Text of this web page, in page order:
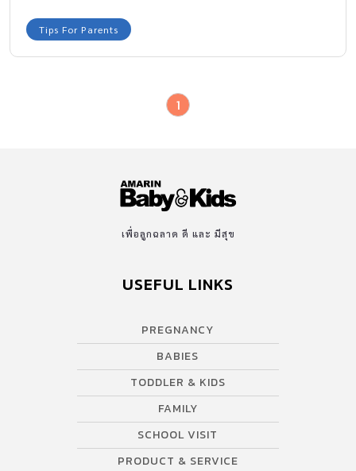
Tips For Parents
1
เพื่อลูกฉลาด ดี และ มีสุข
USEFUL LINKS
PREGNANCY
BABIES
TODDLER & KIDS
FAMILY
SCHOOL VISIT
PRODUCT & SERVICE